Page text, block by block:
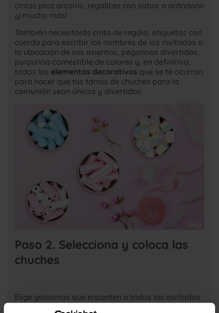
cintas pica arcoiris, regalices con sabor a arándano
¡y mucho más!
También necesitarás cinta de regalo, etiquetas con
cuerda para escribir los nombres de los invitados o
la ubicación de sus asientos, pegatinas divertidas,
purpurina comestible de colores y, en definitiva,
todos los elementos decorativos que se te ocurran
para hacer que tus tarros de chuches para la
comunión sean únicos y divertidos.
Paso 2. Selecciona y coloca las
chuches
Elige golosinas que encanten a todos los invitados
a la comunión. Puedes optar por opciones clásicas